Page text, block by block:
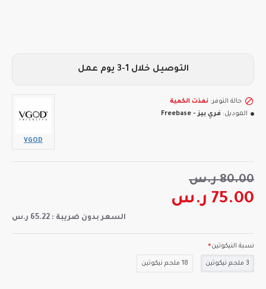
75.00 ر.س
80.00 ر.س
السعر بدون ضريبة : 65.22 ر.س
حالة التوفر: نفذت الكمية
الموديل: فري بيز - Freebase
VGOD
نسبة النيكوتين
3 ملجم نيكوتين 18 ملجم نيكوتين
التوصيل خلال 1-3 يوم عمل